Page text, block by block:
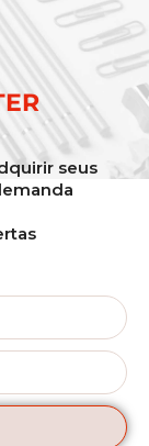
seus